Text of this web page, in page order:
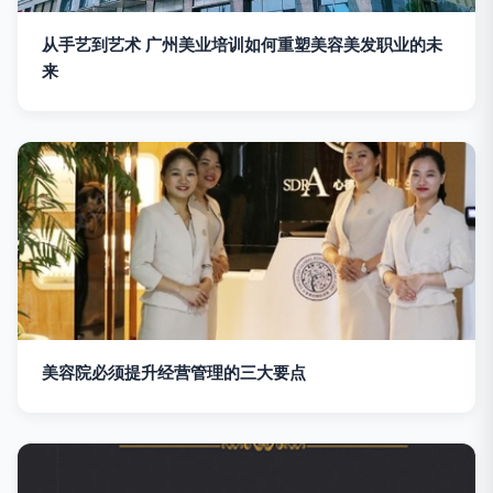
从手艺到艺术 广州美业培训如何重塑美容美发职业的未
来
美容院必须提升经营管理的三大要点